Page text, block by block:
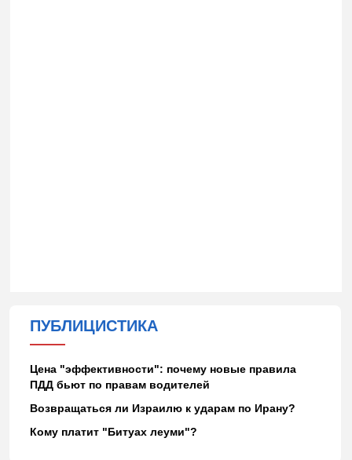
ПУБЛИЦИСТИКА
Цена "эффективности": почему новые правила
ПДД бьют по правам водителей
Возвращаться ли Израилю к ударам по Ирану?
Кому платит "Битуах леуми"?